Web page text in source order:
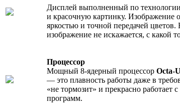
Дисплей выполненный по технологии
и красочную картинку. Изображение
яркостью и точной передачей цветов.
изображение не искажается, с какой
Процессор
Мощный 8-ядерный процессор Octa-
— это плавность работы даже в
«не тормозит» и прекрасно
программ.